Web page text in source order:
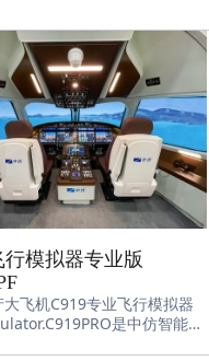
PEDESTAL等全功能面
、电动油门台；
面板和可调灯光系统，包括
灯、泛光灯、背光灯；
、手轮和双联动脚踏等操纵
驶座椅，可靠的无级位置调
行模拟器专业版
飞机C919专业飞行模拟器
是中仿智能采